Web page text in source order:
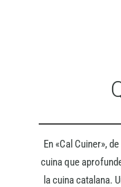
En «Cal Cuiner»,
cuina que
la cuina catalana.